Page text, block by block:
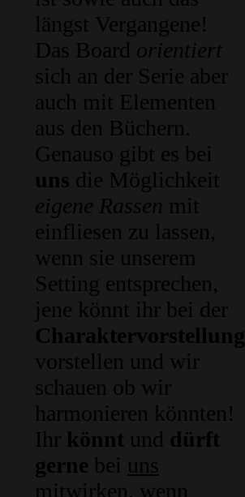
längst Vergangene!
Das Board orientiert
sich an der Serie aber
auch mit Elementen
aus den Büchern.
Genauso gibt es bei
uns die Möglichkeit
eigene Rassen mit
einfliesen zu lassen,
wenn sie unserem
Setting entsprechen,
jene könnt ihr bei der
Charaktervorstellung
vorstellen und wir
schauen ob wir
harmonieren könnten!
Ihr könnt und dürft
gerne bei uns
mitwirken, wenn